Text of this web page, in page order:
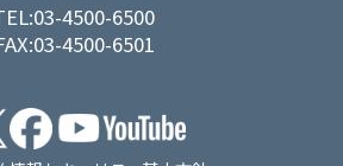
4500-6500
4500-6501